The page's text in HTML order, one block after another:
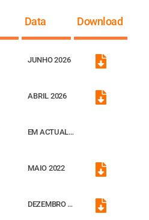
Data Download
JUNHO 2026
Icon
ABRIL 2026
Icon
EM ACTUALIZAÇÃO
MAIO 2022
Icon
DEZEMBRO 2024
Icon